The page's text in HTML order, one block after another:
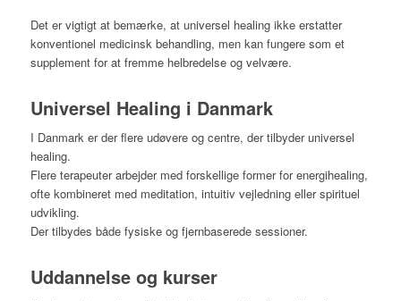
Det er vigtigt at bemærke, at universel healing ikke erstatter
konventionel medicinsk behandling, men kan fungere som et
supplement for at fremme helbredelse og velvære.
Universel Healing i Danmark
I Danmark er der flere udøvere og centre, der tilbyder universel
healing.
Flere terapeuter arbejder med forskellige former for energihealing,
ofte kombineret med meditation, intuitiv vejledning eller spirituel
udvikling.
Der tilbydes både fysiske og fjernbaserede sessioner.
Uddannelse og kurser